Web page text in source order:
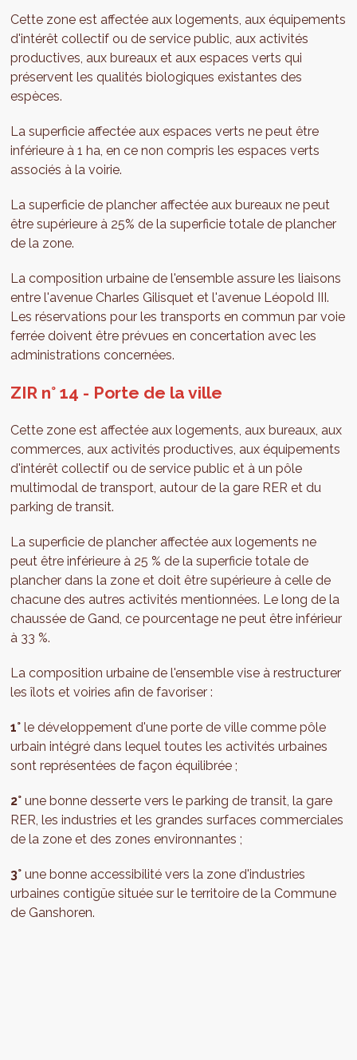
Cette zone est affectée aux logements, aux équipements
d'intérêt collectif ou de service public, aux activités
productives, aux bureaux et aux espaces verts qui
préservent les qualités biologiques existantes des
espèces.
La superficie affectée aux espaces verts ne peut être
inférieure à 1 ha, en ce non compris les espaces verts
associés à la voirie.
La superficie de plancher affectée aux bureaux ne peut
être supérieure à 25% de la superficie totale de plancher
de la zone.
La composition urbaine de l'ensemble assure les liaisons
entre l'avenue Charles Gilisquet et l'avenue Léopold III.
Les réservations pour les transports en commun par voie
ferrée doivent être prévues en concertation avec les
administrations concernées.
ZIR n° 14 - Porte de la ville
Cette zone est affectée aux logements, aux bureaux, aux
commerces, aux activités productives, aux équipements
d'intérêt collectif ou de service public et à un pôle
multimodal de transport, autour de la gare RER et du
parking de transit.
La superficie de plancher affectée aux logements ne
peut être inférieure à 25 % de la superficie totale de
plancher dans la zone et doit être supérieure à celle de
chacune des autres activités mentionnées. Le long de la
chaussée de Gand, ce pourcentage ne peut être inférieur
à 33 %.
La composition urbaine de l'ensemble vise à restructurer
les îlots et voiries afin de favoriser :
1°le développement d'une porte de ville comme pôle
urbain intégré dans lequel toutes les activités urbaines
sont représentées de façon équilibrée ;
2° une bonne desserte vers le parking de transit, la gare
RER, les industries et les grandes surfaces commerciales
de la zone et des zones environnantes ;
3°une bonne accessibilité vers la zone d'industries
urbaines contigüe située sur le territoire de la Commune
de Ganshoren.